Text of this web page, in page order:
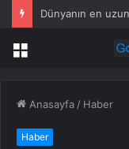
Menü
Anasayfa / Haber
Haber